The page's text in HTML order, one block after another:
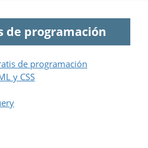
de programación
de programación
y CSS